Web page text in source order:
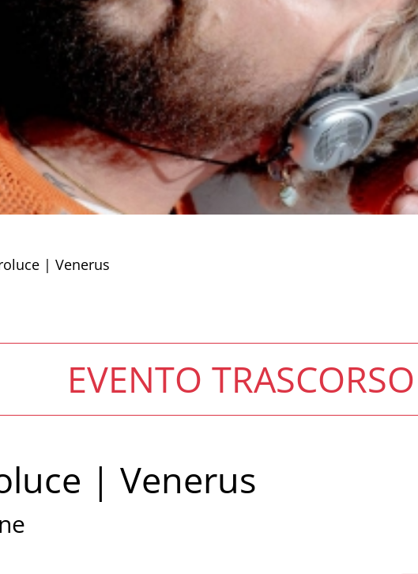
| Venerus
EVENTO TRASCORSO
| Venerus